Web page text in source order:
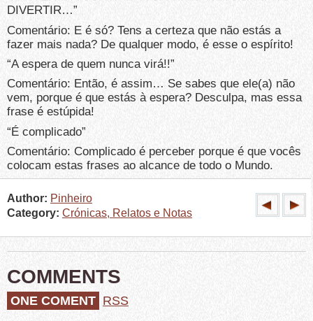
DIVERTIR…”
Comentário: E é só? Tens a certeza que não estás a
fazer mais nada? De qualquer modo, é esse o espírito!
“A espera de quem nunca virá!!”
Comentário: Então, é assim… Se sabes que ele(a) não
vem, porque é que estás à espera? Desculpa, mas essa
frase é estúpida!
“É complicado”
Comentário: Complicado é perceber porque é que vocês
colocam estas frases ao alcance de todo o Mundo.
Author: Pinheiro
Category: Crónicas, Relatos e Notas
COMMENTS
ONE COMENT RSS